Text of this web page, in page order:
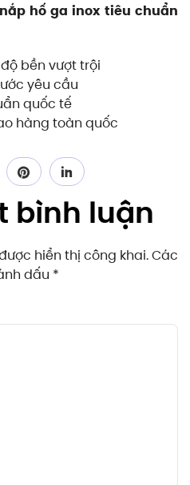
hố ga inox tiêu chuẩn
bền vượt trội
yêu cầu
quốc tế
hàng toàn quốc
bình luận
hiển thị công khai. Các
dấu *